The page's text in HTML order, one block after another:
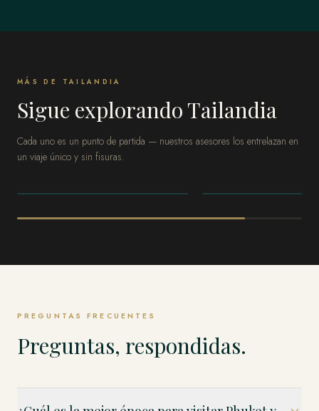
MÁS DE TAILANDIA
Sigue explorando Tailandia
Cada uno es un punto de partida — nuestros asesores los entrelazan en
un viaje único y sin fisuras.
PREGUNTAS FRECUENTES
Preguntas, respondidas.